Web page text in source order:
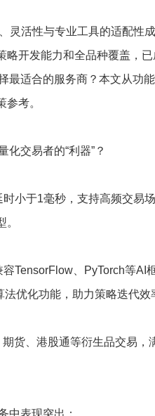
灵活性与专业工具的适配性
略开发能力和全品种覆盖，
最适合的服务商？本文从功
参考。
交易者的“利器”？
小于1毫秒，支持高频交易
。
TensorFlow、PyTorch等AI
优化功能，助力策略迭代效
货、港股通等衍生品交易，
中表现突出：